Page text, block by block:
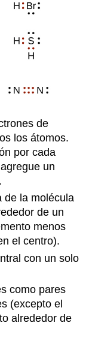
de
los átomos.
por cada
un
de la molécula
de un
menos
el centro).
con un solo
como pares
(excepto el
alrededor de